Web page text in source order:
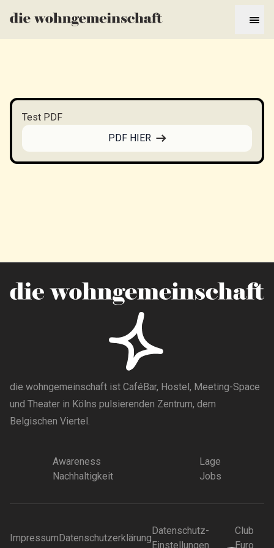
Test PDF
PDF HIER
die wohngemeinschaft ist CaféBar, Hostel, Meeting-Space
und Theater in Kölns pulsierenden Zentrum, dem
Belgischen Viertel.
Awareness
Nachhaltigkeit
Lage
Jobs
ImpressumDatenschutzerklärung
Datenschutz-
Einstellungen
Club
Euro